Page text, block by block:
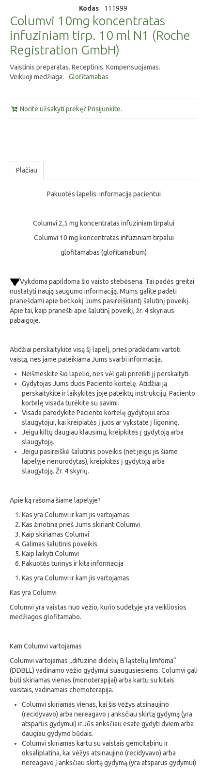
Kodas 111999
Columvi 10mg koncentratas
infuziniam tirp. 10 ml N1 (Roche
Registration GmbH)
Vaistinis preparatas. Receptinis. Kompensuojamas.
Veiklioji medžiaga:
Glofitamabas
Norite užsakyti prekę? Prisijunkite.
Plačiau
Pakuotės lapelis: informacija pacientui
Columvi 2,5 mg koncentratas infuziniam tirpalui
Columvi 10 mg koncentratas infuziniam tirpalui
glofitamabas (glofitamabum)
Vykdoma papildoma šio vaisto stebėsena. Tai padės greitai
nustatyti naują saugumo informaciją. Mums galite padėti
pranešdami apie bet kokį Jums pasireiškiantį šalutinį poveikį.
Apie tai, kaip pranešti apie šalutinį poveikį, žr. 4 skyriaus
pabaigoje.
Atidžiai perskaitykite visą šį lapelį, prieš pradėdami vartoti
vaistą, nes jame pateikiama Jums svarbi informacija.
Neišmeskite šio lapelio, nes vėl gali prireikti jį perskaityti.
Gydytojas Jums duos Paciento kortelę. Atidžiai ją
perskaitykite ir laikykitės joje pateiktų instrukcijų. Paciento
kortelę visada turėkite su savimi.
Visada parodykite Paciento kortelę gydytojui arba
slaugytojui, kai kreipiatės į juos ar vykstate į ligoninę.
Jeigu kiltų daugiau klausimų, kreipkitės į gydytoją arba
slaugytoją.
Jeigu pasireiškė šalutinis poveikis (net jeigu jis šiame
lapelyje nenurodytas), kreipkitės į gydytoją arba
slaugytoją. Žr. 4 skyrių.
Apie ką rašoma šiame lapelyje?
Kas yra Columvi ir kam jis vartojamas
Kas žinotina prieš Jums skiriant Columvi
Kaip skiriamas Columvi
Galimas šalutinis poveikis
Kaip laikyti Columvi
Pakuotės turinys ir kita informacija
Kas yra Columvi ir kam jis vartojamas
Kas yra Columvi
Columvi yra vaistas nuo vėžio, kurio sudėtyje yra veikliosios
medžiagos glofitamabo.
Kam Columvi vartojamas
Columvi vartojamas „difuzine didelių B ląstelių limfoma“
(DDBLL) vadinamo vėžio gydymui suaugusiesiems. Columvi gali
būti skiriamas vienas (monoterapijai) arba kartu su kitais
vaistais, vadinamais chemoterapija.
Columvi skiriamas vienas, kai šis vėžys atsinaujino
(recidyvavo) arba nereagavo į anksčiau skirtą gydymą (yra
atsparus gydymui) ir Jūs anksčiau esate gydyti dviem arba
daugiau gydymo būdais.
Columvi skiriamas kartu su vaistais gemcitabinu ir
oksaliplatina, kai vėžys atsinaujino (recidyvavo) arba
nereagavo į anksčiau skirtą gydymą (yra atsparus gydymui)